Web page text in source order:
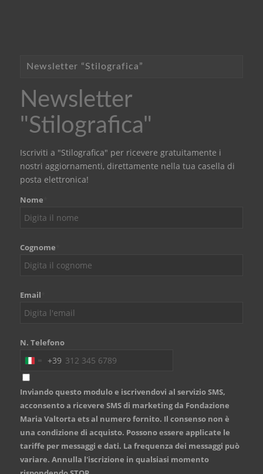
Newsletter “Stilografica”
Newsletter
"Stilografica"
Iscriviti a "Stilografica" per ricevere gratuitamente i
nostri aggiornamenti, direttamente nella tua casella di
posta elettronica!
Nome
Cognome
Email
N. Telefono
Italy
+39
+39
Inviando questo modulo e iscrivendovi al servizio SMS,
acconsento a ricevere SMS di marketing da Fondazione
Maria Valtorta ets al numero fornito. Il consenso non è
una condizione di acquisto. Possono essere applicate le
tariffe per messaggi e dati. La frequenza dei messaggi può
variare. Annulla l'iscrizione in qualsiasi momento